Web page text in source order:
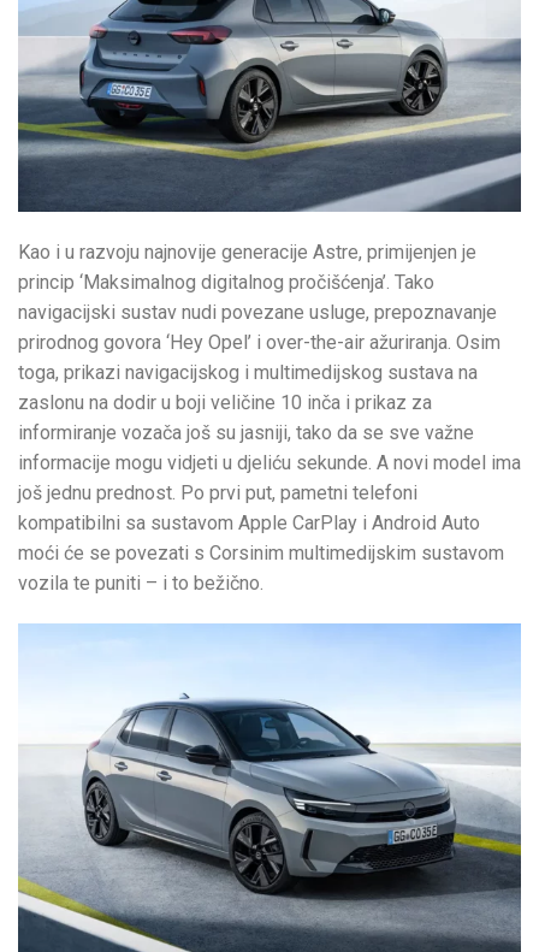
Kao i u razvoju najnovije generacije Astre, primijenjen je
princip ‘Maksimalnog digitalnog pročišćenja’. Tako
navigacijski sustav nudi povezane usluge, prepoznavanje
prirodnog govora ‘Hey Opel’ i over-the-air ažuriranja. Osim
toga, prikazi navigacijskog i multimedijskog sustava na
zaslonu na dodir u boji veličine 10 inča i prikaz za
informiranje vozača još su jasniji, tako da se sve važne
informacije mogu vidjeti u djeliću sekunde. A novi model ima
još jednu prednost. Po prvi put, pametni telefoni
kompatibilni sa sustavom Apple CarPlay i Android Auto
moći će se povezati s Corsinim multimedijskim sustavom
vozila te puniti – i to bežično.